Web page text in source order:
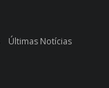
Últimas Notícias